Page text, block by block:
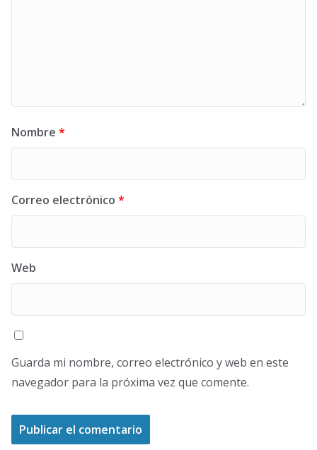
Nombre *
Correo electrónico *
Web
Guarda mi nombre, correo electrónico y web en este
navegador para la próxima vez que comente.